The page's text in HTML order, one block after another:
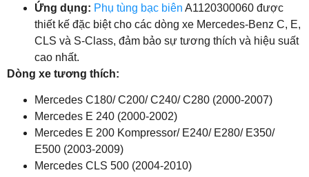
Ứng dụng: Phụ tùng bạc biên A1120300060 được
thiết kế đặc biệt cho các dòng xe Mercedes-Benz C, E,
CLS và S-Class, đảm bảo sự tương thích và hiệu suất
cao nhất.
Dòng xe tương thích:
Mercedes C180/ C200/ C240/ C280 (2000-2007)
Mercedes E 240 (2000-2002)
Mercedes E 200 Kompressor/ E240/ E280/ E350/
E500 (2003-2009)
Mercedes CLS 500 (2004-2010)